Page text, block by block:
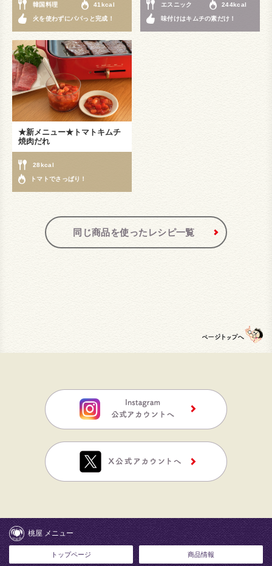
韓国料理 41kcal
火を使わずにパパっと完成！
エスニック 244kcal
味付けはキムチの素だけ！
★新メニュー★トマトキムチ
焼肉だれ
28kcal
トマトでさっぱり！
同じ商品を使ったレシピ一覧
桃屋 メニュー
トップページ 商品情報